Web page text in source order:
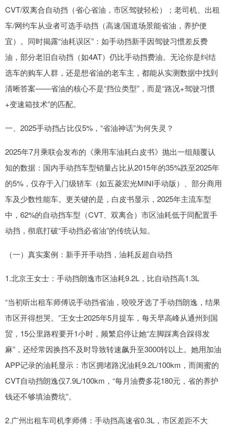
CVT/双离合自动挡（省心省油，市区驾驶轻松）；老司机、出租
车/网约车从业者可选手动挡（高速/国道场景能省油，养护便
宜）。同时揭露“油耗误区”：如手动挡新手因驾驶习惯差反费
油，部分老旧自动挡（如4AT）仍比手动挡费油。无论你是纠结
选车的购车人群，还是想省油的老车主，都能从实测数据中找到
清晰答案——省油的核心不是“挡位类型”，而是“路况+驾驶习惯
+变速箱技术”的匹配。
一、2025手动挡占比仅5%，“省油神话”为何失灵？
2025年7月乘联会发布的《乘用车油耗白皮书》抛出一组颠覆认
知的数据：国内手动挡车型销量占比从2015年的35%跌至2025年
的5%，仅存于入门级轿车（如五菱宏光MINI手动版）、部分商用
车及少数性能车。更关键的是，白皮书显示，2025年主流车型
中，62%的自动挡车型（CVT、双离合）市区油耗低于同配置手
动挡，彻底打破“手动挡必省油”的传统认知。
（一）真实案例：新手开手动挡，油耗反超自动挡
1.北京王女士：手动挡朗逸市区油耗9.2L，比自动挡高1.3L
“当初听出租车师傅说手动挡省油，咬咬牙选了手动挡朗逸，结果
市区开得想哭。”王女士2025年5月提车，每天早高峰从通州到国
贸，15公里路程要开1小时，频繁启停让她“左脚踩离合踩得发
麻”，还经常因换挡不及时导致转速飙升至3000转以上。她用加油
APP记录的油耗显示：市区拥堵路况油耗9.2L/100km，而闺蜜的
CVT自动挡朗逸仅7.9L/100km，“每月油费多花180元，省的养护
钱还不够填油费坑”。
2.广州出租车司机李师傅：手动挡高速省0.3L，市区差距不大